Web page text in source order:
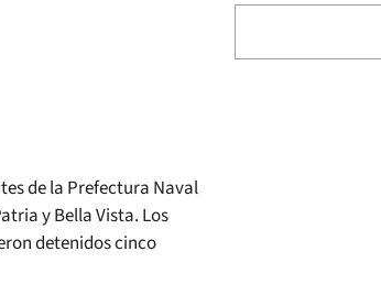
de la Prefectura Naval
y Bella Vista. Los
detenidos cinco